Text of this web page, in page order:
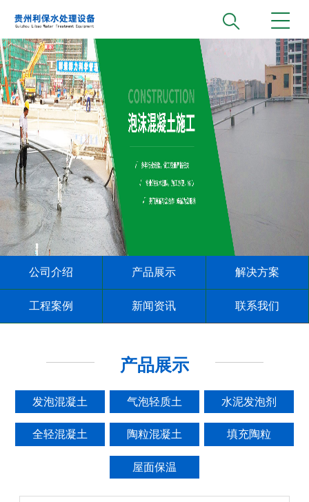
公司介绍 产品展示 解决方案
工程案例 新闻资讯 联系我们
产品展示
发泡混凝土 气泡轻质土 水泥发泡剂
全轻混凝土 陶粒混凝土 填充陶粒
屋面保温